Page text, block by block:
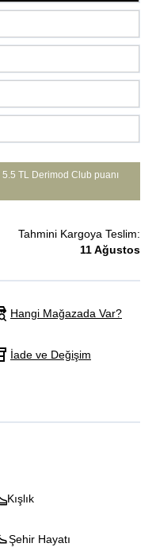
5.5 TL Derimod Club puanı
Tahmini Kargoya Teslim:
11 Ağustos
Hangi Mağazada Var?
İade ve Değişim
Kışlık
Şehir Hayatı